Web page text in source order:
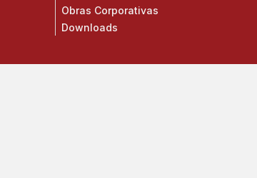
Obras Corporativas
Downloads